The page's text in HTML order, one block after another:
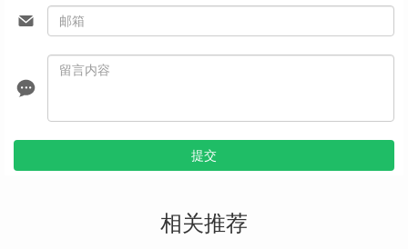
提交
相关推荐